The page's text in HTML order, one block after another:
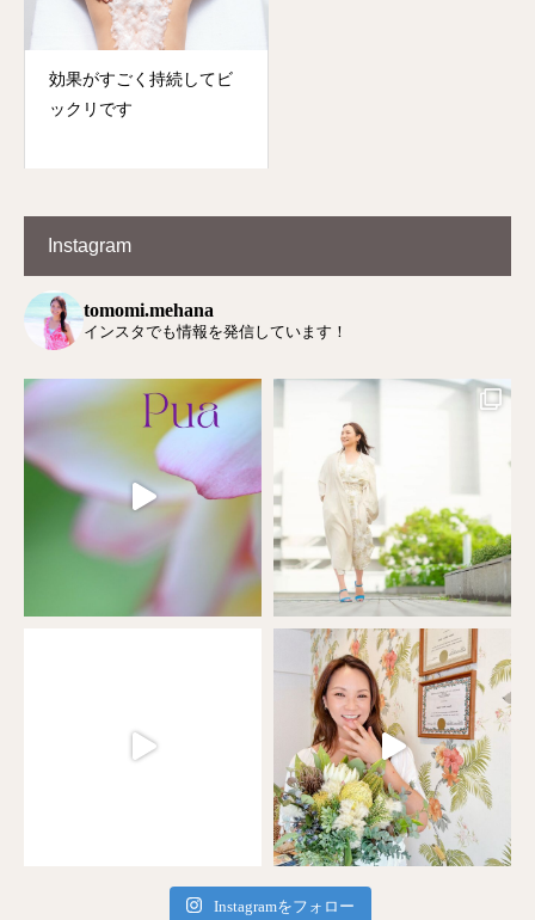
効果がすごく持続してビ
ックリです
Instagram
tomomi.mehana
インスタでも情報を発信しています！
Instagramをフォロー